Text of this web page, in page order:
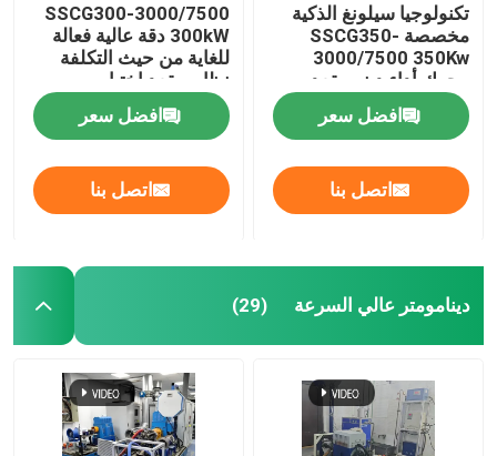
ربط سريع
محرك كهربائي
تعزيز مكيف الهواء
إيدي دينامومتر التيار
دينامومتر هيدروليكي
تكنولوجيا سيلونغ الذكية
مخصصة SSCG350-
3000/7500 350Kw
محرك أداء دينو مقعد
الاختبار
افضل سعر
اتصل بنا
SSCG300-3000/7500
300kW دقة عالية فعالة
للغاية من حيث التكلفة
نظام مقعد اختبار
الدينامومتر الكهربائي
لاختبار أداء محرك EV
افضل سعر
اتصل بنا
دينامومتر عالي السرعة (29)